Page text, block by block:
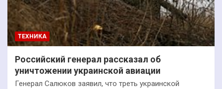
ТЕХНИКА
Российский генерал рассказал об
уничтожении украинской авиации
Генерал Салюков заявил, что треть украинской